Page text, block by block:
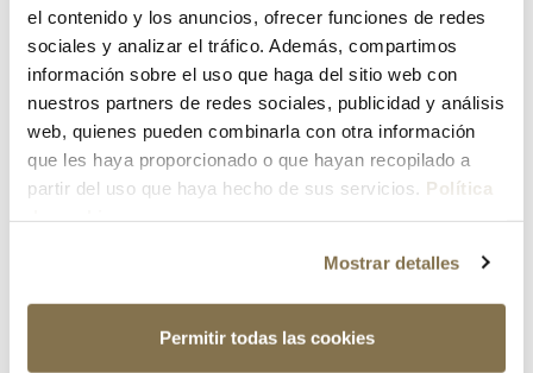
el contenido y los anuncios, ofrecer funciones de redes
sociales y analizar el tráfico. Además, compartimos
información sobre el uso que haga del sitio web con
nuestros partners de redes sociales, publicidad y análisis
web, quienes pueden combinarla con otra información
que les haya proporcionado o que hayan recopilado a
partir del uso que haya hecho de sus servicios. Política
Mostrar detalles
Permitir todas las cookies
¿Has olvidado tu contraseña?